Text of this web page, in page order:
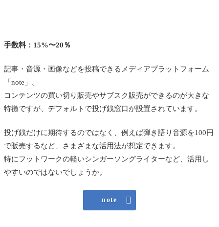
手数料：15%〜20％
記事・音源・画像などを投稿できるメディアプラットフォーム
「note」。
コンテンツの買い切り販売やサブスク販売ができるのが大きな
特徴ですが、デフォルトで投げ銭窓口が設置されています。
投げ銭だけに期待するのではなく、例えば弾き語り音源を100円
で販売するなど、さまざまな活用法が想定できます。
特にフットワークの軽いシンガーソングライターなど、活用し
やすいのではないでしょうか。
note 